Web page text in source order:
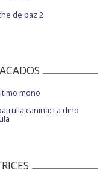
de paz 2
mono
canina: La dino